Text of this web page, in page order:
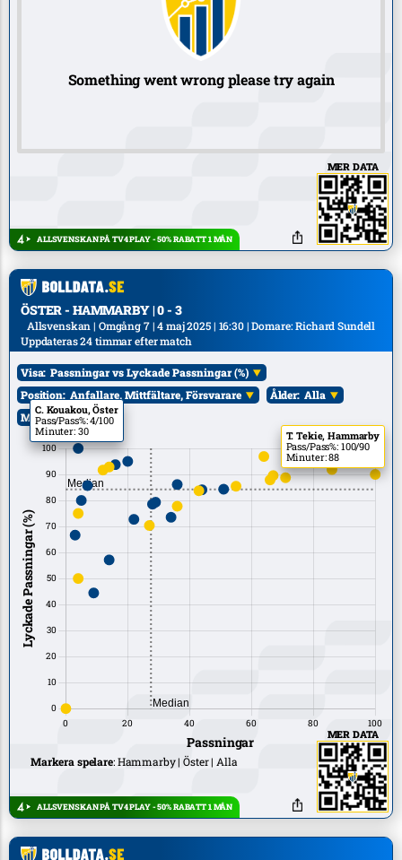
Something went wrong please try again
ALLSVENSKAN PÅ TV4 PLAY - 50% RABATT 1 MÅN
MER DATA
ÖSTER - HAMMARBY | 0 - 3
Allsvenskan | Omgång 7 | 4 maj 2025 | 16:30 | Domare: Richard Sundell
Uppdateras 24 timmar efter match
Visa: Passningar vs Lyckade Passningar (%)
Position: Anfallare, Mittfältare, Försvarare Ålder: Alla
Mål: Alla
C. Kouakou, Öster
Pass/Pass%: 4/100
Minuter: 30
T. Tekie, Hammarby
Pass/Pass%: 100/90
Minuter: 88
Markera spelare:Hammarby Öster Alla
ALLSVENSKAN PÅ TV4 PLAY - 50% RABATT 1 MÅN
MER DATA